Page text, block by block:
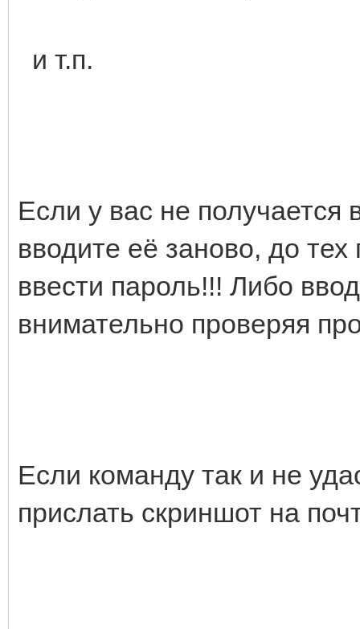
и т.п.
Если у вас не
вводите её заново, до тех
ввести пароль!!! Либо
внимательно проверяя
Если команду так и не
прислать скриншот на